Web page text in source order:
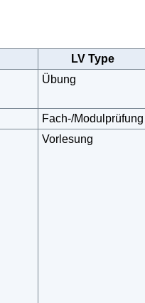
LV Type
Übung
Fach-/Modulprüfung
Vorlesung